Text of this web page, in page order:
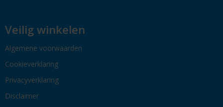
Veilig winkelen
Algemene voorwaarden
Cookieverklaring
Privacyverklaring
Disclaimer